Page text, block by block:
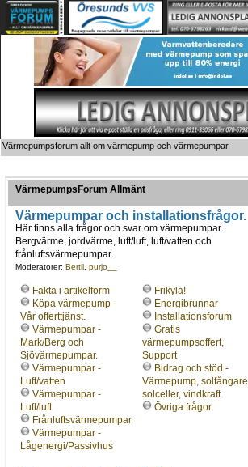
Värmepumpsforum allt om värmepump och värmepumpar
VärmepumpsForum Allmänt
Värmepumpar och installationsfrågor.
Här finns alla frågor och svar om värmepumpar.
Bergvärme, jordvärme, luft/luft, luft/vatten och
frånluftsvärmepumpar.
Moderatorer: Bertil, purjo__
Fakta i artikelform
Köpa värmepump -
Vår offerttjänst.
Värmepumpar -
Mark/Berg och
Sjövärmepumpar.
Värmepumpar -
Luft/vatten
Värmepumpar -
Luft/luft
Frånluftsvärmepumpar
Värmepumpar -
Lågenergi/Passivhus
Frikyla!
Energibrunnar
Installationsforum
Gratis
värmepumpsoffert,
Support
Bidrag och stöd -
Värmepump, solfångare,
solceller, vindkraft
Övriga frågor